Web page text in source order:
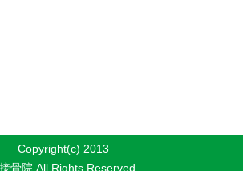
Copyright(c) 2013
骨院 All Rights Reserved.